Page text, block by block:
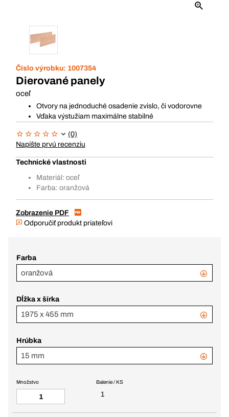
Číslo výrobku: 1007354
Dierované panely
oceľ
Otvory na jednoduché osadenie zvislo, či vodorovne
Vďaka výstužiam maximálne stabilné
(0)
Napíšte prvú recenziu
Technické vlastnosti
Materiál: oceľ
Farba: oranžová
Zobrazenie PDF
Odporučiť produkt priateľovi
Farba
oranžová
Dĺžka x šírka
1975 x 455 mm
Hrúbka
15 mm
Balenie / KS
1
Množstvo